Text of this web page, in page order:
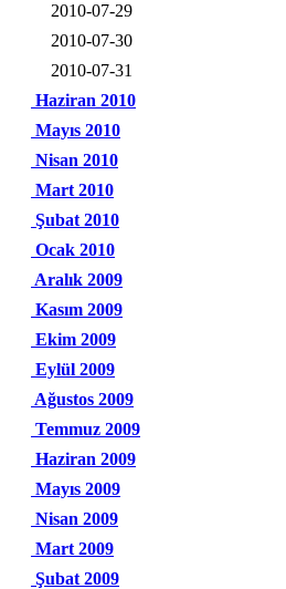
2010-07-29
2010-07-30
2010-07-31
Haziran 2010
Mayıs 2010
Nisan 2010
Mart 2010
Şubat 2010
Ocak 2010
Aralık 2009
Kasım 2009
Ekim 2009
Eylül 2009
Ağustos 2009
Temmuz 2009
Haziran 2009
Mayıs 2009
Nisan 2009
Mart 2009
Şubat 2009